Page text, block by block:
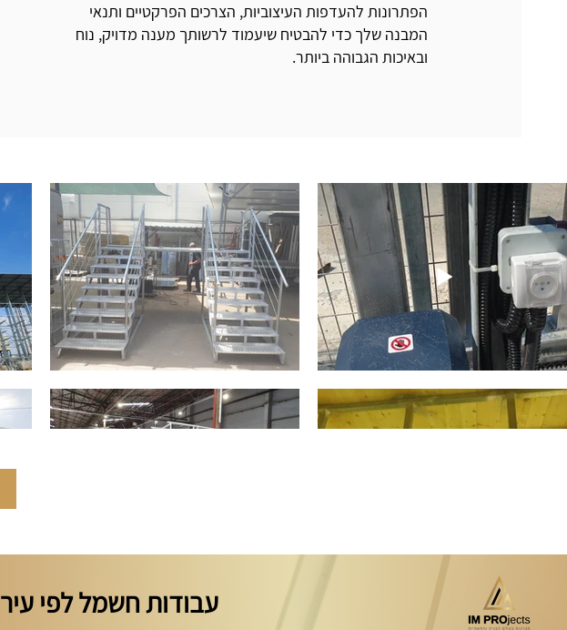
הפתרונות להעדפות העיצוביות, הצרכים הפרקטיים ותנאי
המבנה שלך כדי להבטיח שיעמוד לרשותך מענה מדויק, נוח
ובאיכות הגבוהה ביותר.
עבודות חשמל לפי עיר